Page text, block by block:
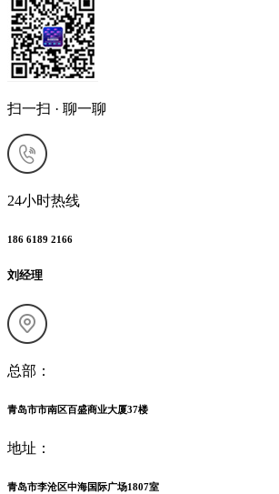
扫一扫 · 聊一聊
24小时热线
186 6189 2166
刘经理
总部：
青岛市市南区百盛商业大厦37楼
地址：
青岛市李沧区中海国际广场1807室